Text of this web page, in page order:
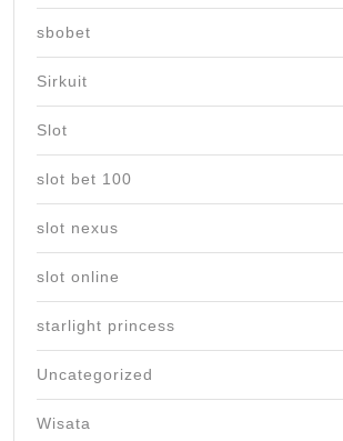
sbobet
Sirkuit
Slot
slot bet 100
slot nexus
slot online
starlight princess
Uncategorized
Wisata